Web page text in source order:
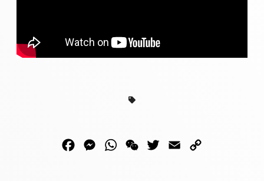
FacebookMessenger
WhatsApp
WeChatTwitter
Email